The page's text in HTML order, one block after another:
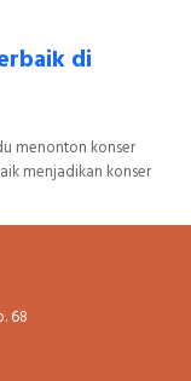
di
menonton konser
menjadikan konser
68